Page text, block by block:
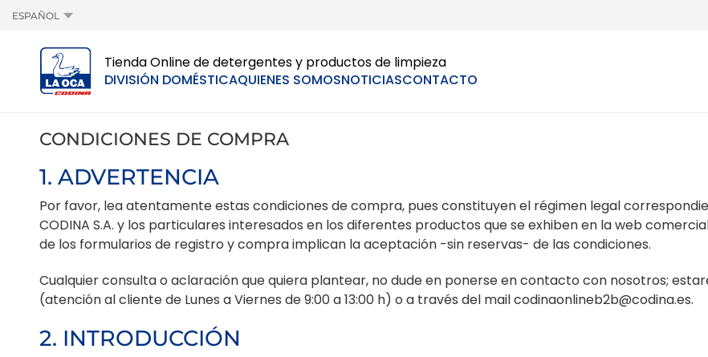
ESPAÑOL
Tienda Online de detergentes y productos de limpieza
DIVISIÓN DOMÉSTICAQUIENES SOMOSNOTICIASCONTACTO
CONDICIONES DE COMPRA
1. ADVERTENCIA
Por favor, lea atentamente estas condiciones de compra, pues constituyen el régimen legal
CODINA S.A. y los particulares interesados en los diferentes productos que se exhiben en la web
de los formularios de registro y compra implican la aceptación -sin reservas- de las condiciones.
Cualquier consulta o aclaración que quiera plantear, no dude en ponerse en contacto con nosotros;
(atención al cliente de Lunes a Viernes de 9:00 a 13:00 h) o a través del mail codinaonlineb2b@codina.es.
2. INTRODUCCIÓN